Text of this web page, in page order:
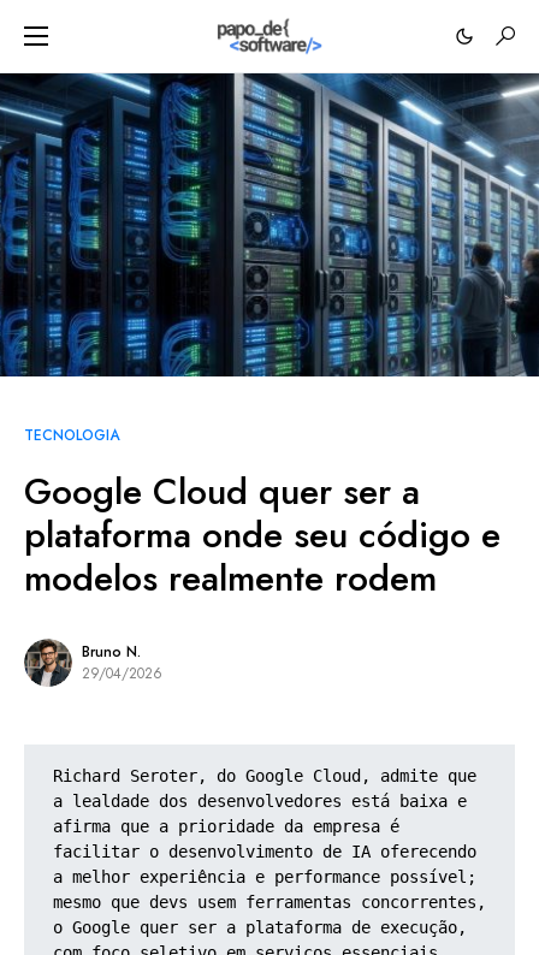
TECNOLOGIA
Google Cloud quer ser a
plataforma onde seu código e
modelos realmente rodem
Bruno N.
29/04/2026
Richard Seroter, do Google Cloud, admite que
a lealdade dos desenvolvedores está baixa e
afirma que a prioridade da empresa é
facilitar o desenvolvimento de IA oferecendo
a melhor experiência e performance possível;
mesmo que devs usem ferramentas concorrentes,
o Google quer ser a plataforma de execução,